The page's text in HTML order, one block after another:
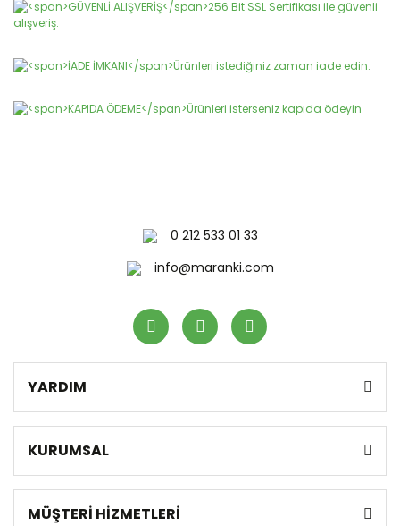
0 212 533 01 33
info@maranki.com
YARDIM
KURUMSAL
MÜŞTERİ HİZMETLERİ